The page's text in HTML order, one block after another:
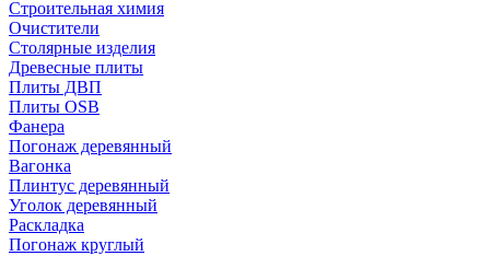
Строительная химия
Очистители
Столярные изделия
Древесные плиты
Плиты ДВП
Плиты OSB
Фанера
Погонаж деревянный
Вагонка
Плинтус деревянный
Уголок деревянный
Раскладка
Погонаж круглый